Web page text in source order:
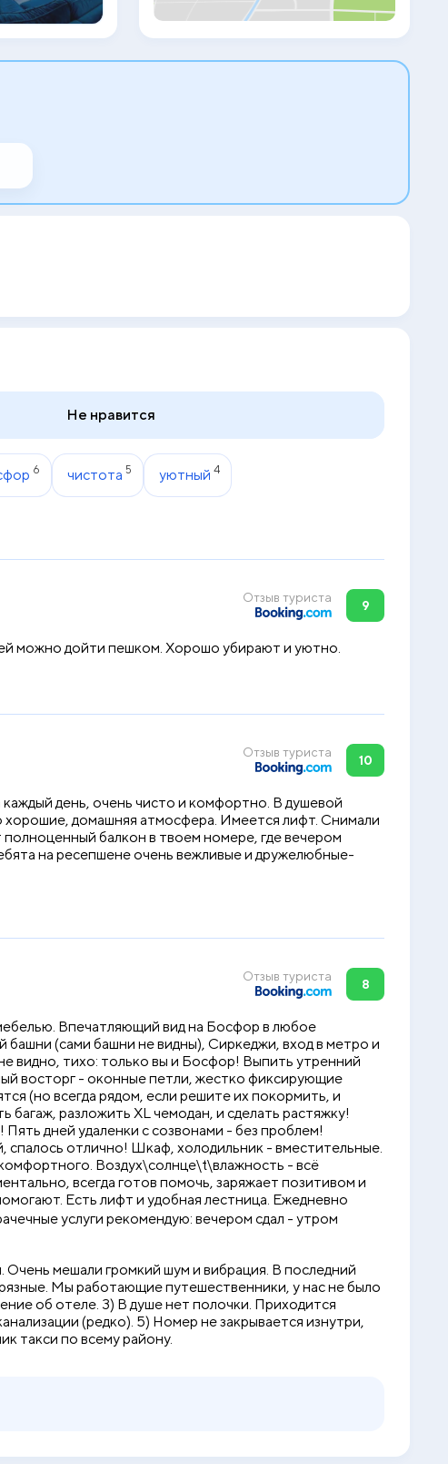
регистрации отеля Elanaz работает
круглосуточно. Производится доставка
еды и напитков в номер. Отель Elanaz
Не нравится
6 чистота 5 уютный 4
Отзыв туриста
9
можно дойти пешком. Хорошо убирают и уютно.
Отзыв туриста
10
день, очень чисто и комфортно. В душевой
хорошие, домашняя атмосфера. Имеется лифт. Снимали
балкон в твоем номере, где вечером
на ресепшене очень вежливые и дружелюбные-
Отзыв туриста
8
Впечатляющий вид на Босфор в любое
башни (сами башни не видны), Сиркеджи, вход в метро и
видно, тихо: только вы и Босфор! Выпить утренний
восторг - оконные петли, жестко фиксирующие
(но всегда рядом, если решите их покормить, и
багаж, разложить XL чемодан, и сделать растяжку!
дней удаленки с созвонами - без проблем!
спалось отлично! Шкаф, холодильник - вместительные.
Воздух\солнце\t\влажность - всё
всегда готов помочь, заряжает позитивом и
Есть лифт и удобная лестница. Ежедневно
услуги рекомендую: вечером сдал - утром
Очень мешали громкий шум и вибрация. В последний
Мы работающие путешественники, у нас не было
об отеле. 3) В душе нет полочки. Приходится
(редко). 5) Номер не закрывается изнутри,
такси по всему району.